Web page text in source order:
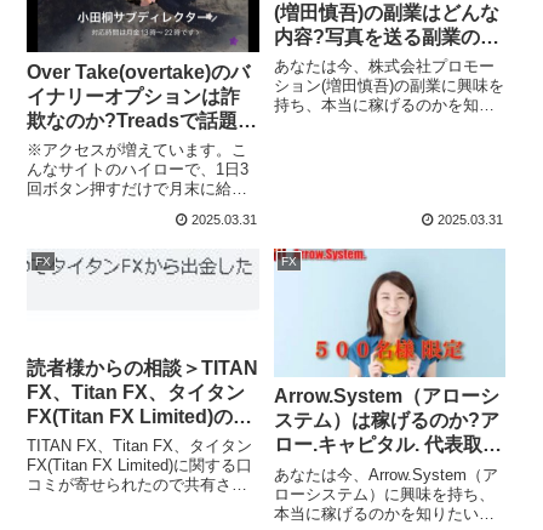
Over Take(overtake)のバ
イナリーオプションは詐
欺なのか?Treadsで話題?
投資アプリの実態や実践
者の声、口コミや評判を
調査しました
※アクセスが増えています。こ
んなサイトのハイローで、1日3
回ボタン押すだけで月末に給与
引っかかってはいけません。ま
た、何百人もいるグループチャ
ットで盛り上がっているなんと
2025.03.31
(増田慎吾)の副業はどんな
内容?写真を送る副業の実
態や実践者の声、口コミ
や評判を調査しました
あなたは今、株式会社プロモー
ション(増田慎吾)の副業に興味を
持ち、本当に稼げるのかを知り
2025.03.31
FX
読者様からの相談＞TITAN
FX、Titan FX、タイタン
FX(Titan FX Limited)の口
コミがありました、ブロ
ガーやインフルエンサー
のおススメに注意
TITAN FX、Titan FX、タイタン
FX(Titan FX Limited)に関する口
コミが寄せられたので共有させ
FX
Arrow.System（アローシ
ステム）は稼げるのか?ア
ロー.キャピタル. 代表取締
役、藤田歩とは?投資の実
態や実践者の声、口コミ
や評判を調査しました
あなたは今、Arrow.System（ア
ローシステム）に興味を持ち、
本当に稼げるのかを知りたいの